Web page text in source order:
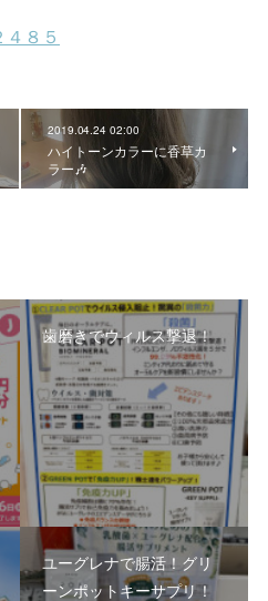
2019.04.24 02:00
ハイトーンカラーに香草カ
ラー🎶
歯磨きでウィルス撃退！
ユーグレナで腸活！グリ
ーンポットキーサプリ！